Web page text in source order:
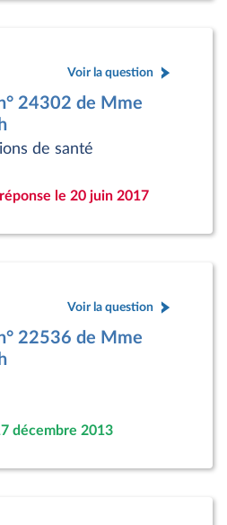
Voir la question
24302 de Mme
de santé
le 20 juin 2017
Voir la question
22536 de Mme
décembre 2013